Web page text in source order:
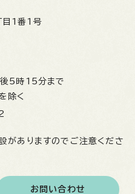
目1番1号
5時15分まで
除く
がありますのでご注意くださ
お問い合わせ